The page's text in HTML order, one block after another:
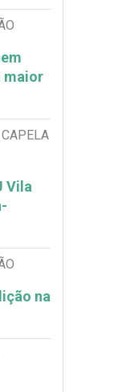
maior
Vila
na